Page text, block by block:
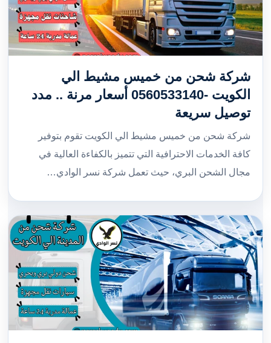
شركة شحن من خميس مشيط الي
الكويت -0560533140 أسعار مرنة .. مدد
توصيل سريعة
شركة شحن من خميس مشيط الي الكويت تقوم بتوفير
كافة الخدمات الاحترافية التي تتميز بالكفاءة العالية في
مجال الشحن البري، حيث تعمل شركة نسر الوادي…